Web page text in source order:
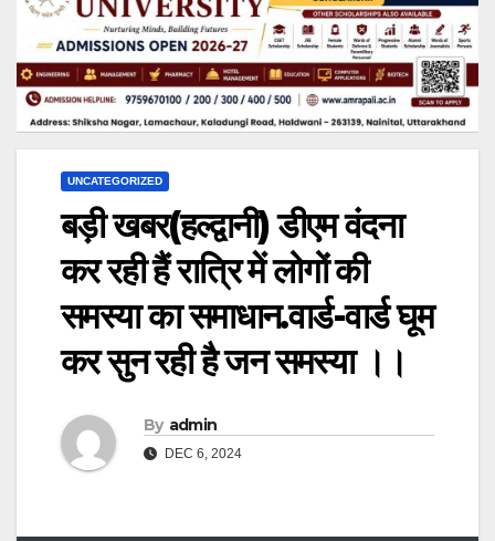
UNCATEGORIZED
बड़ी खबर(हल्द्वानी) डीएम वंदना
कर रही हैं रात्रि में लोगों की
समस्या का समाधान.वार्ड-वार्ड घूम
कर सुन रही है जन समस्या ।।
By admin
DEC 6, 2024